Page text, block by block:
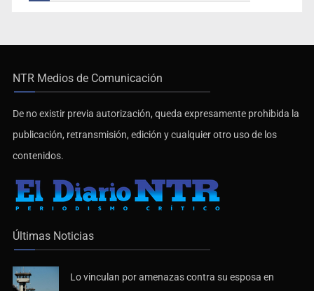
NTR Medios de Comunicación
De no existir previa autorización, queda expresamente prohibida la
publicación, retransmisión, edición y cualquier otro uso de los
contenidos.
Últimas Noticias
Lo vinculan por amenazas contra su esposa en